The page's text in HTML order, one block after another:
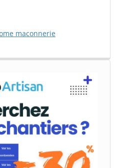
maconnerie